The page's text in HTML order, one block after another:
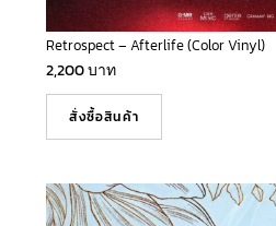
Retrospect – Afterlife (Color Vinyl)
2,200บาท
สั่งซื้อสินค้า